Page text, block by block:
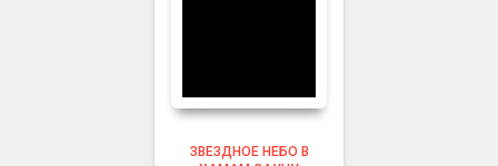
ЗВЕЗДНОЕ НЕБО В